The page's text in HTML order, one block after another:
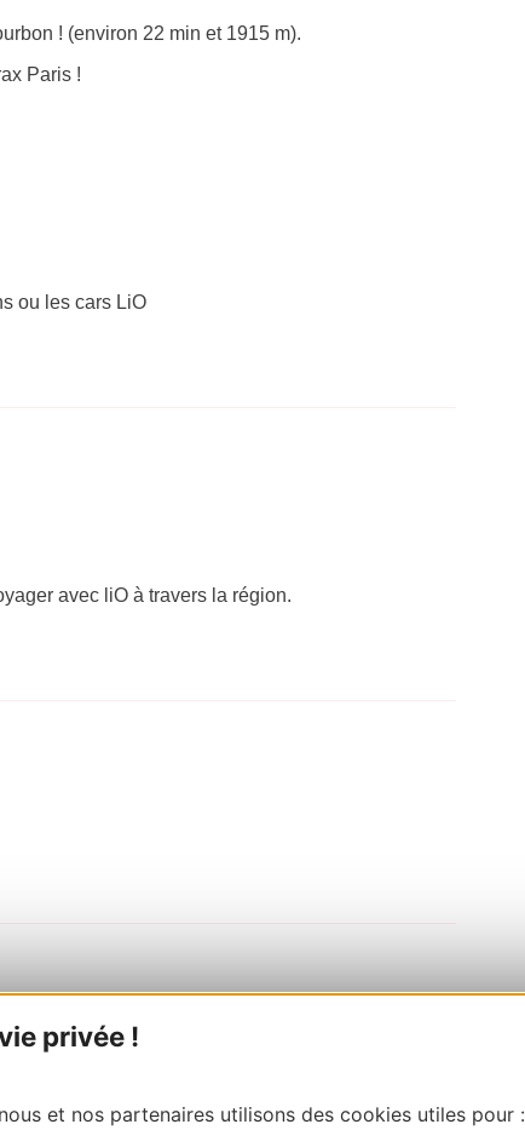
privée !
et nos partenaires utilisons des cookies utiles pour :
! (environ 22 min et 1915 m).
Paris !
ou les cars LiO
avec liO à travers la région.